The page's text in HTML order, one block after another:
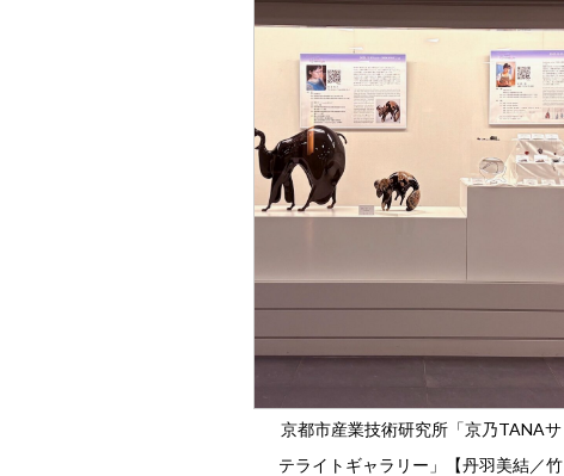
京都市産業技術研究所「京乃TANAサ
テライトギャラリー」【丹羽美結／竹